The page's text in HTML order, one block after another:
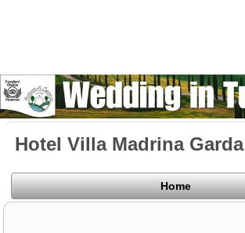
Hotel Villa Madrina Garda
Home